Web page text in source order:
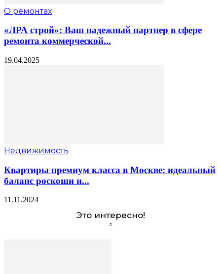
О ремонтах
«ЛРА строй»: Ваш надежный партнер в сфере
ремонта коммерческой...
19.04.2025
Недвижимость
Квартиры премиум класса в Москве: идеальный
баланс роскоши и...
11.11.2024
Это интересно!